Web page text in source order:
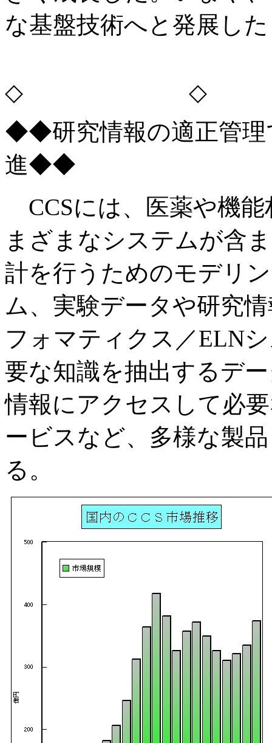
な基盤技術へと発展し
◇ ◇
◆◆研究情報の適正管理
進◆◆
CCSには、医薬や機
まざまなシステムが含
計を行うためのモデリ
ム、実験データや研究
フォマティクス／ELN
要な知識を抽出するデ
情報にアクセスして必
ービスなど、多様な製
る。